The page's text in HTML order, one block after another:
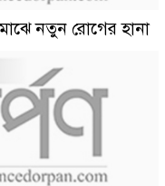
নতুন রোগের হানা